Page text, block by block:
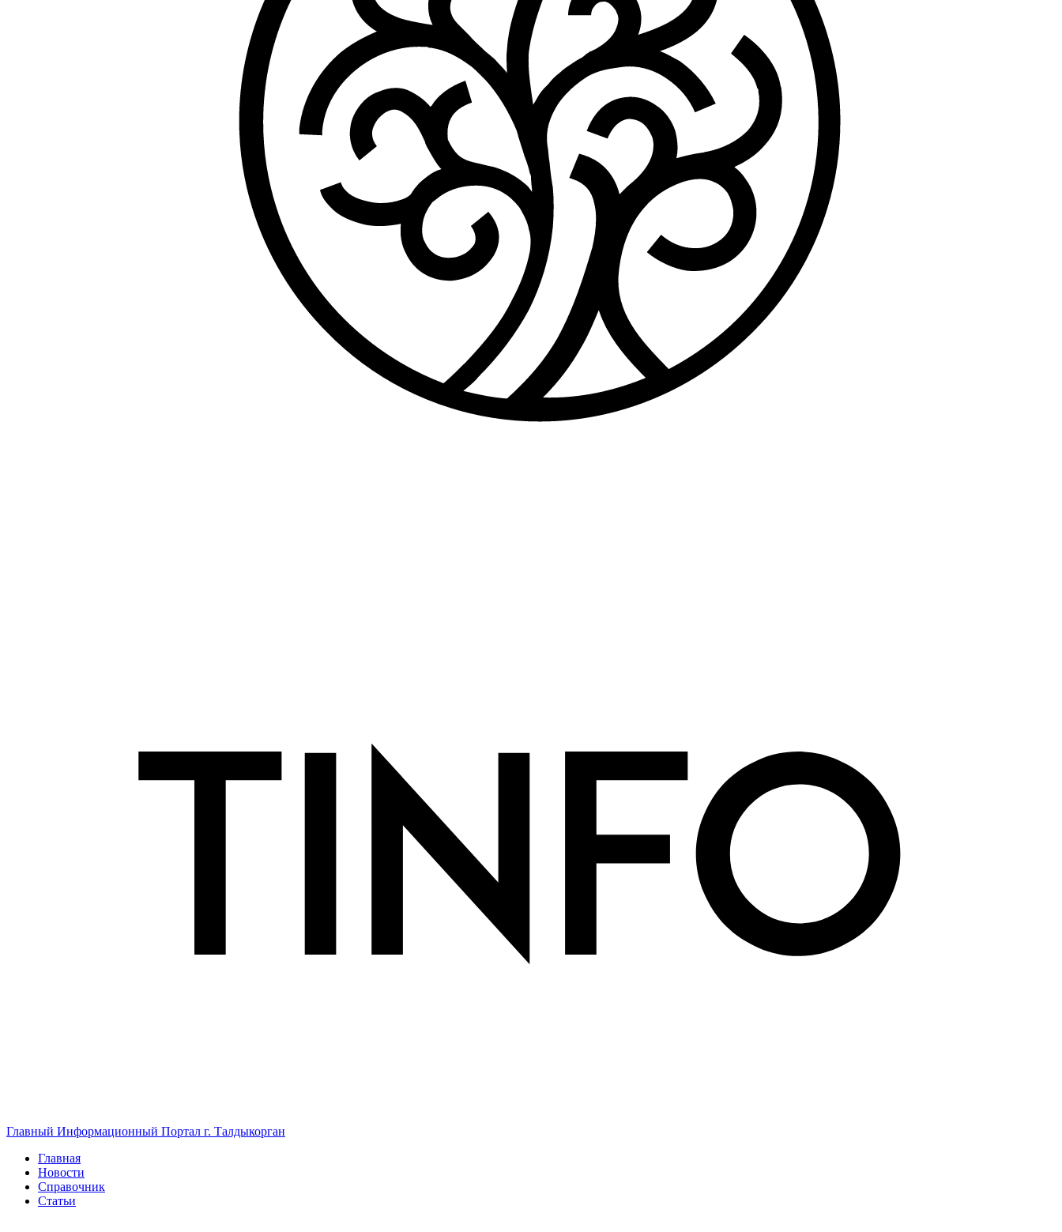
Главный Информационный Портал г. Талдыкорган
Главная
Новости
Справочник
Статьи